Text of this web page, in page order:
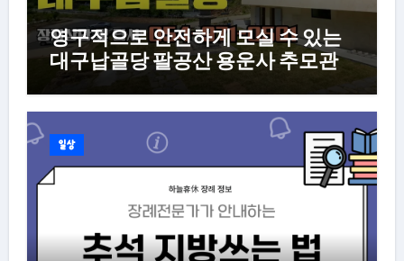
영구적으로 안전하게 모실 수 있는
대구납골당 팔공산 용운사 추모관
일상